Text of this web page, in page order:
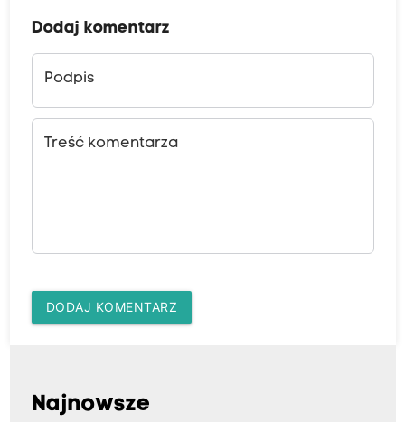
Dodaj komentarz
Podpis
Treść komentarza
DODAJ KOMENTARZ
Najnowsze